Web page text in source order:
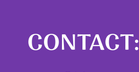
CONTACT: